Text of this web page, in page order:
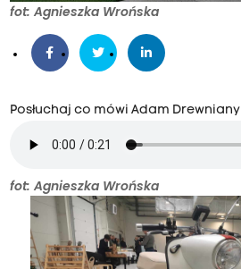
fot: Agnieszka Wrońska
Posłuchaj co mówi Adam Drewniany
fot: Agnieszka Wrońska